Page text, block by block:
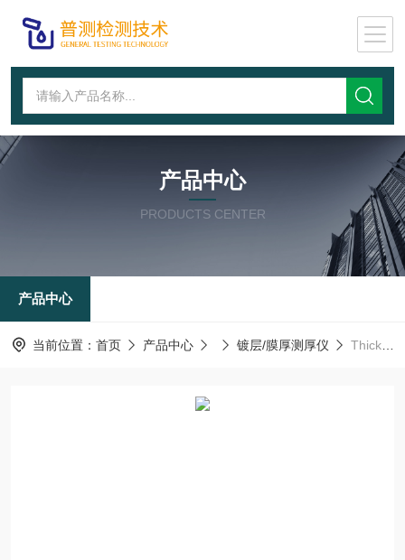
产品中心
PRODUCTS CENTER
产品中心
当前位置： 首页 产品中心 镀层/膜厚测厚仪 Thick800A镀层测厚仪_Thick800A，